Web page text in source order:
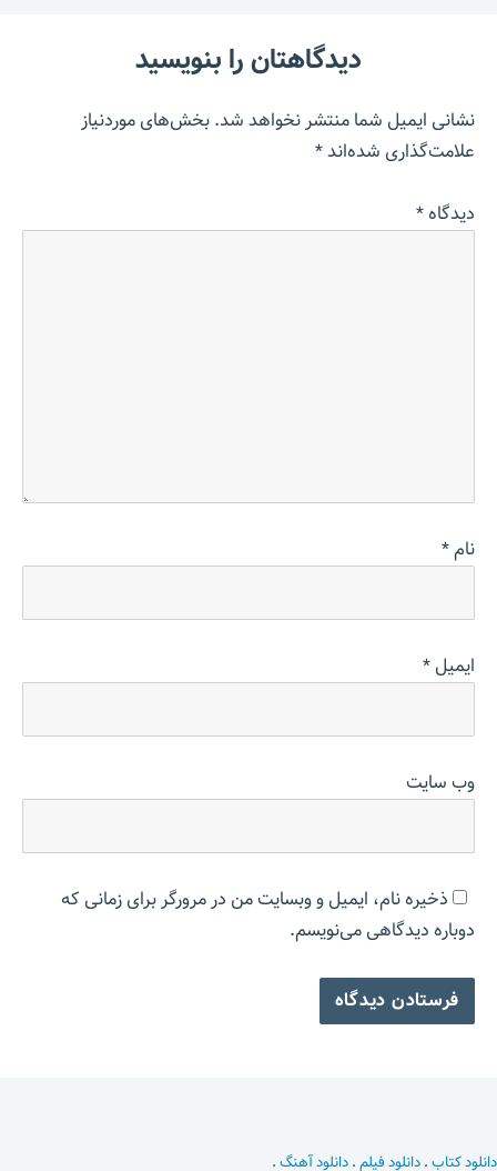
دیدگاهتان را بنویسید
نشانی ایمیل شما منتشر نخواهد شد.بخش‌های موردنیاز
علامت‌گذاری شده‌اند*
دیدگاه*
نام*
ایمیل*
وب‌ سایت
ذخیره نام، ایمیل و وبسایت من در مرورگر برای زمانی که
دوباره دیدگاهی می‌نویسم.
دانلود کتاب.دانلود فیلم.دانلود آهنگ.